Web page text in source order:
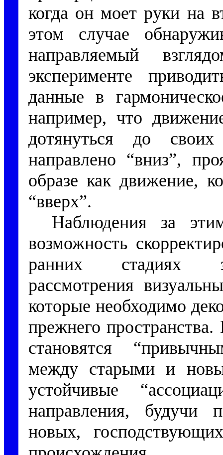
когда он моет руки на
этом случае
направляемый
эксперименте
данные в
например, что
дотянуться до
направлено “вниз”,
образе как движение,
“вверх”.
Наблюдения за
возможность
ранних стадиях
рассмотрения
которые необходимо
прежнего
становятся
между старыми и
устойчивые
направления, будучи
новых,